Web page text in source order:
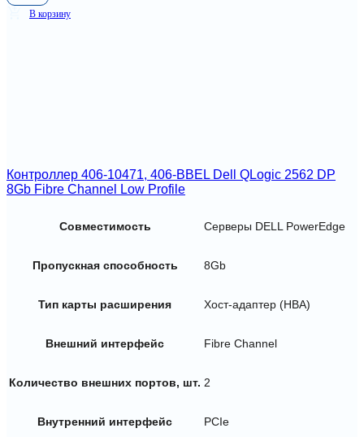
В корзину
Контроллер 406-10471, 406-BBEL Dell QLogic 2562 DP
8Gb Fibre Channel Low Profile
Совместимость Серверы DELL PowerEdge
Пропускная способность 8Gb
Тип карты расширения Хост-адаптер (HBA)
Внешний интерфейс Fibre Channel
Количество внешних портов, шт. 2
Внутренний интерфейс PCIe